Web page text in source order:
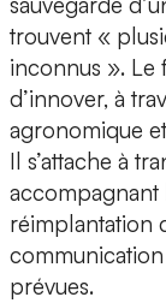
trouvent «
inconnus ». Le
d’innover, à
agronomique
Il s’attache à
accompagnant
réimplantation
prévues.